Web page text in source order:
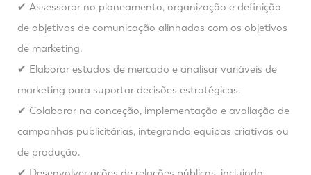
✔ Assessorar no planeamento, organização e definição
de objetivos de comunicação alinhados com os objetivos
de marketing.
✔ Elaborar estudos de mercado e analisar variáveis de
marketing para suportar decisões estratégicas.
✔ Colaborar na conceção, implementação e avaliação de
campanhas publicitárias, integrando equipas criativas ou
de produção.